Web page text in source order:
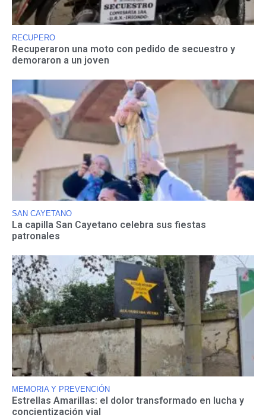
RECUPERO
Recuperaron una moto con pedido de secuestro y
demoraron a un joven
SAN CAYETANO
La capilla San Cayetano celebra sus fiestas
patronales
MEMORIA Y PREVENCIÓN
Estrellas Amarillas: el dolor transformado en lucha y
concientización vial